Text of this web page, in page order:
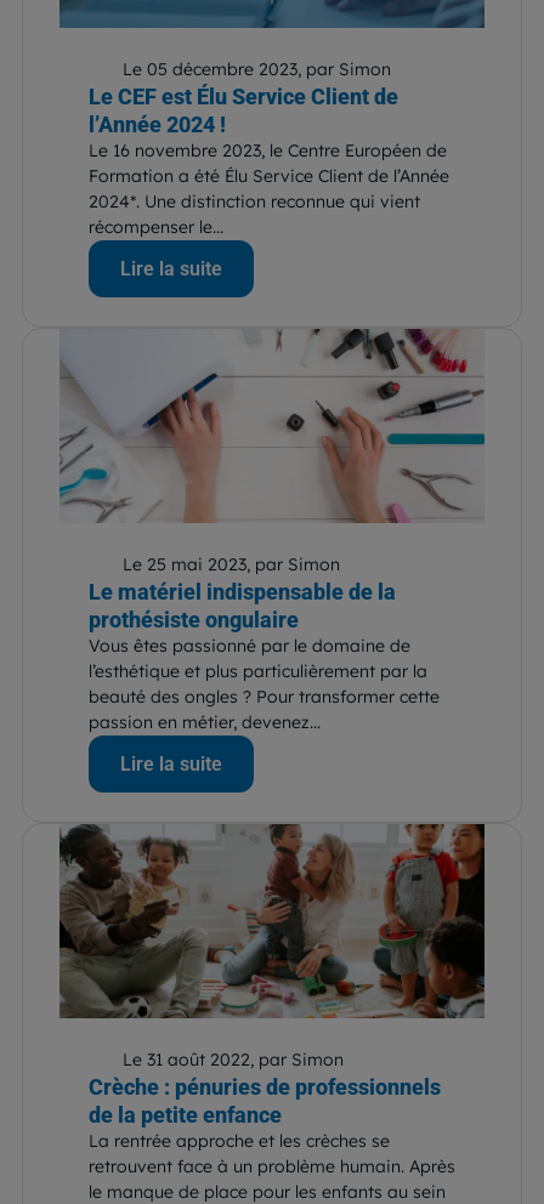
Le 05 décembre 2023, par Simon
Le CEF est Élu Service Client de
l’Année 2024 !
Le 16 novembre 2023, le Centre Européen de
Formation a été Élu Service Client de l’Année
2024*. Une distinction reconnue qui vient
récompenser le...
Lire la suite
Le 25 mai 2023, par Simon
Le matériel indispensable de la
prothésiste ongulaire
Vous êtes passionné par le domaine de
l’esthétique et plus particulièrement par la
beauté des ongles ? Pour transformer cette
passion en métier, devenez...
Lire la suite
Le 31 août 2022, par Simon
Crèche : pénuries de professionnels
de la petite enfance
La rentrée approche et les crèches se
retrouvent face à un problème humain. Après
le manque de place pour les enfants au sein